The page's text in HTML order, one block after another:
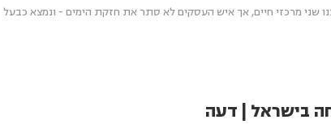
שני מרכזי חיים, אך איש העסקים לא סתר את חזקת הימים - ונמצא כבעל
בישראל | דעה